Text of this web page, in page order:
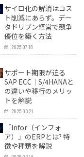
サイロ化の解消はコス
ト削減にあらず。デー
タドリブン経営で競争
優位を築く方法
2025.07.18
サポート期限が迫る
SAP ECC｜S/4HANAと
の違いや移行のメリッ
トを解説
2025.03.21
「Infor（インフォ
ア）」のERPとは? 特
徴や種類を解説